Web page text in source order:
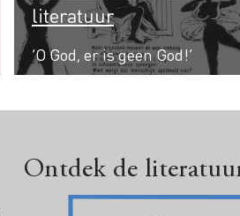
literatuur
‘O God, er is geen God!’
Ontdek de